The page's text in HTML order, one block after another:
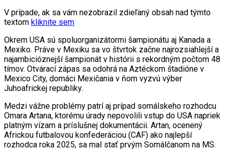
V prípade, ak sa vám nezobrazil zdieľaný obsah nad týmto
textom kliknite sem
Okrem USA sú spoluorganizátormi šampionátu aj Kanada a
Mexiko. Práve v Mexiku sa vo štvrtok začne najrozsiahlejší a
najambicióznejší šampionát v histórii s rekordným počtom 48
tímov. Otvárací zápas sa odohrá na Aztéckom štadióne v
Mexico City, domáci Mexičania v ňom vyzvú výber
Juhoafrickej republiky.
Medzi vážne problémy patrí aj prípad somálskeho rozhodcu
Omara Artana, ktorému úrady nepovolili vstup do USA napriek
platným vízam a príslušnej dokumentácii. Artan, ocenený
Africkou futbalovou konfederáciou (CAF) ako najlepší
rozhodca roka 2025, sa mal stať prvým Somálčanom na MS.